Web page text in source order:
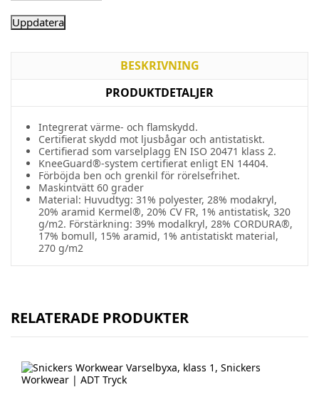
BESKRIVNING
PRODUKTDETALJER
Integrerat värme- och flamskydd.
Certifierat skydd mot ljusbågar och antistatiskt.
Certifierad som varselplagg EN ISO 20471 klass 2.
KneeGuard®-system certifierat enligt EN 14404.
Förböjda ben och grenkil för rörelsefrihet.
Maskintvätt 60 grader
Material: Huvudtyg: 31% polyester, 28% modakryl,
20% aramid Kermel®, 20% CV FR, 1% antistatisk, 320
g/m2. Förstärkning: 39% modalkryl, 28% CORDURA®,
17% bomull, 15% aramid, 1% antistatiskt material,
270 g/m2
RELATERADE PRODUKTER